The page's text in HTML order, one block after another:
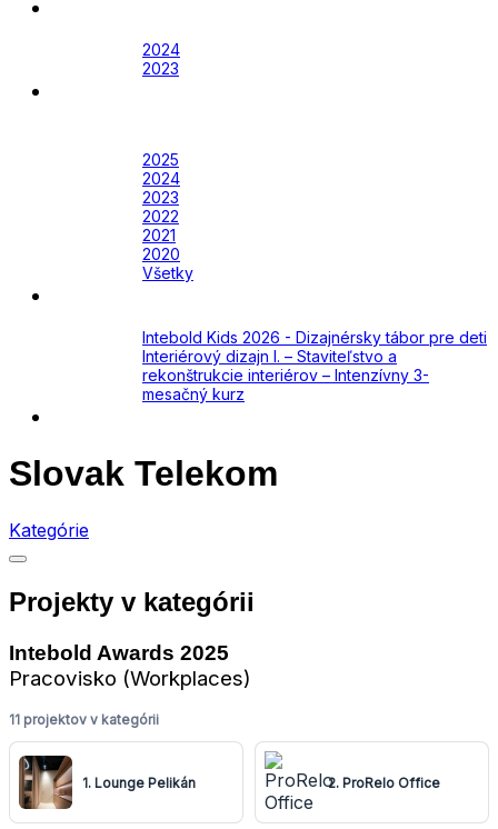
2024
2023
2025
2024
2023
2022
2021
2020
Všetky
Intebold Kids 2026 - Dizajnérsky tábor pre deti
Interiérový dizajn I. – Staviteľstvo a
rekonštrukcie interiérov – Intenzívny 3-
mesačný kurz
Slovak Telekom
Kategórie
Projekty v kategórii
Intebold Awards 2025
Pracovisko (Workplaces)
11 projektov v kategórii
1. Lounge Pelikán 2. ProRelo Office